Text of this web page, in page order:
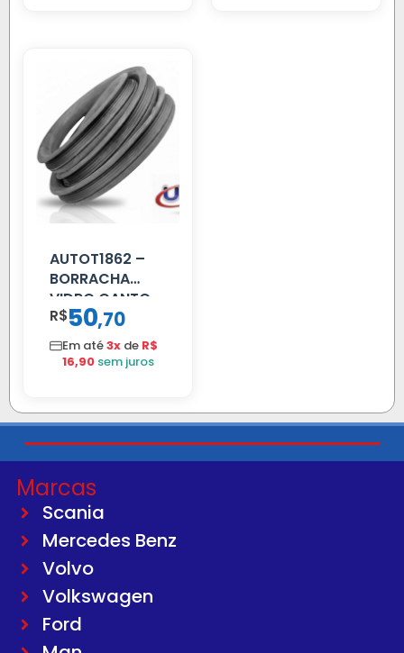
AUTOT1862 –
BORRACHA
VIDRO CANTO
VOLVO NL
80/88…
R$50,70
Em até3x de R$
16,90 sem juros
Marcas
Scania
Mercedes Benz
Volvo
Volkswagen
Ford